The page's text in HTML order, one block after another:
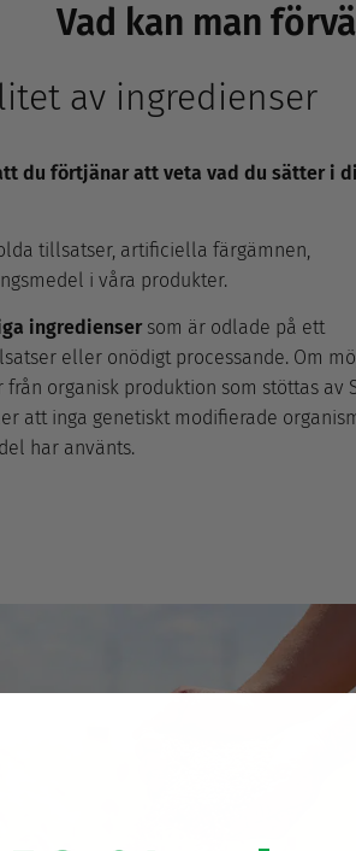
Vad kan man
av ingredienser
du förtjänar att veta vad du sätter i
tillsatser, artificiella färgämnen,
i våra produkter.
ingrediensersom är odlade på ett
eller onödigt processande. Om
organisk produktion som stöttas av
att inga genetiskt modifierade
har använts.